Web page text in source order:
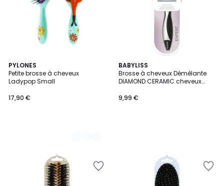
PYLONES
Petite brosse à cheveux
Ladypop Small
17,90 €
7
Couleurs
BABYLISS
Brosse à cheveux Démêlante
DIAMOND CERAMIC cheveux
9,99 €